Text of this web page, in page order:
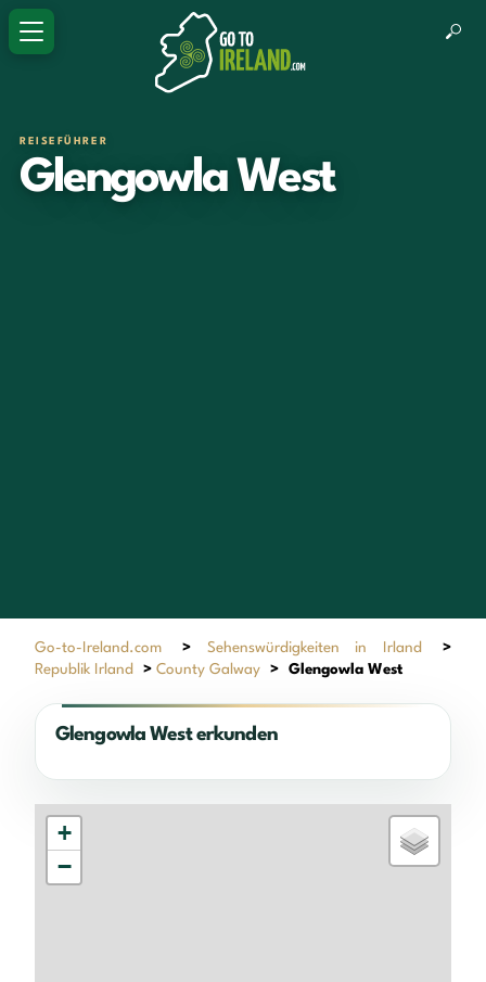
REISEFÜHRER
Glengowla West
Go-to-Ireland.com > Sehenswürdigkeiten in Irland
>
Republik Irland
> County Galway > Glengowla West
Glengowla West erkunden
+
−